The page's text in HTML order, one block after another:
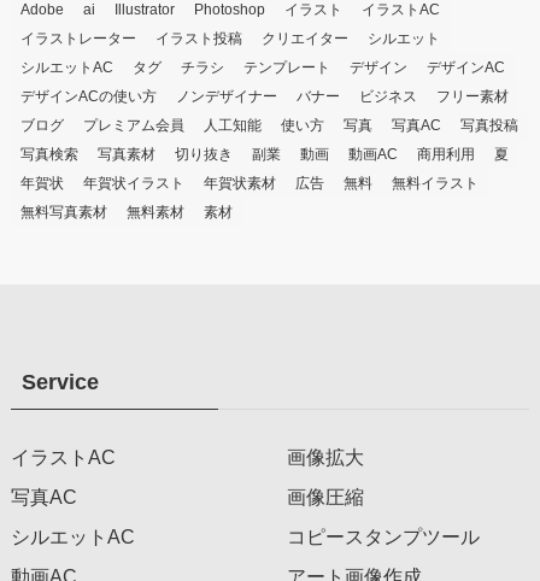
Adobe ai Illustrator Photoshop イラスト
イラストAC
イラストレーター
イラスト投稿 クリエイター
シルエット
シルエットAC
タグ チラシ テンプレート デザイン
デザインAC
デザインACの使い方
ノンデザイナー バナー ビジネス
フリー素材
ブログ
プレミアム会員 人工知能 使い方 写真 写真AC
写真投稿
写真検索
写真素材 切り抜き 副業 動画 動画AC 商用利用
夏
年賀状
年賀状イラスト 年賀状素材 広告 無料
無料イラスト
無料写真素材
無料素材 素材
Service
イラストAC
写真AC
シルエットAC
動画AC
画像拡大
画像圧縮
コピースタンプツール
アート画像作成